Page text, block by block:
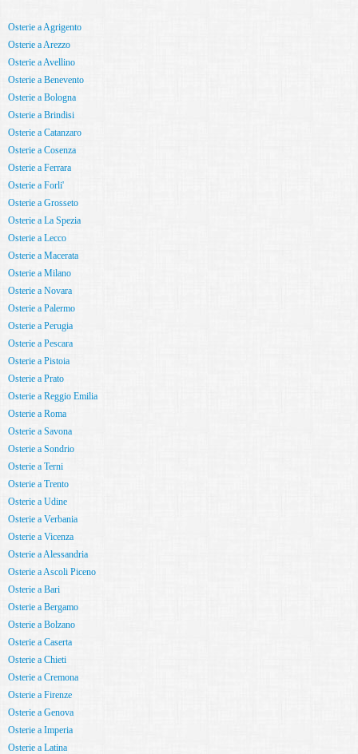
Osterie a Agrigento
Osterie a Arezzo
Osterie a Avellino
Osterie a Benevento
Osterie a Bologna
Osterie a Brindisi
Osterie a Catanzaro
Osterie a Cosenza
Osterie a Ferrara
Osterie a Forli'
Osterie a Grosseto
Osterie a La Spezia
Osterie a Lecco
Osterie a Macerata
Osterie a Milano
Osterie a Novara
Osterie a Palermo
Osterie a Perugia
Osterie a Pescara
Osterie a Pistoia
Osterie a Prato
Osterie a Reggio Emilia
Osterie a Roma
Osterie a Savona
Osterie a Sondrio
Osterie a Terni
Osterie a Trento
Osterie a Udine
Osterie a Verbania
Osterie a Vicenza
Osterie a Alessandria
Osterie a Ascoli Piceno
Osterie a Bari
Osterie a Bergamo
Osterie a Bolzano
Osterie a Caserta
Osterie a Chieti
Osterie a Cremona
Osterie a Firenze
Osterie a Genova
Osterie a Imperia
Osterie a Latina